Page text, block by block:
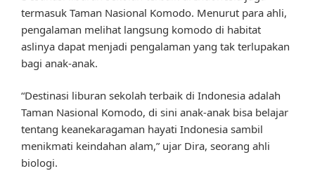
termasuk Taman Nasional Komodo. Menurut para ahli,
pengalaman melihat langsung komodo di habitat
aslinya dapat menjadi pengalaman yang tak terlupakan
bagi anak-anak.
“Destinasi liburan sekolah terbaik di Indonesia adalah
Taman Nasional Komodo, di sini anak-anak bisa belajar
tentang keanekaragaman hayati Indonesia sambil
menikmati keindahan alam,” ujar Dira, seorang ahli
biologi.